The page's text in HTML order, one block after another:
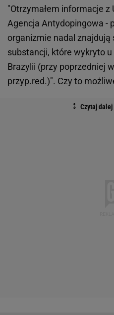
"Otrzymałem informacje z
Agencja Antydopingowa -
organizmie nadal znajdują
substancji, które wykryto
Brazylii (przy poprzedniej
przyp.red.)". Czy to